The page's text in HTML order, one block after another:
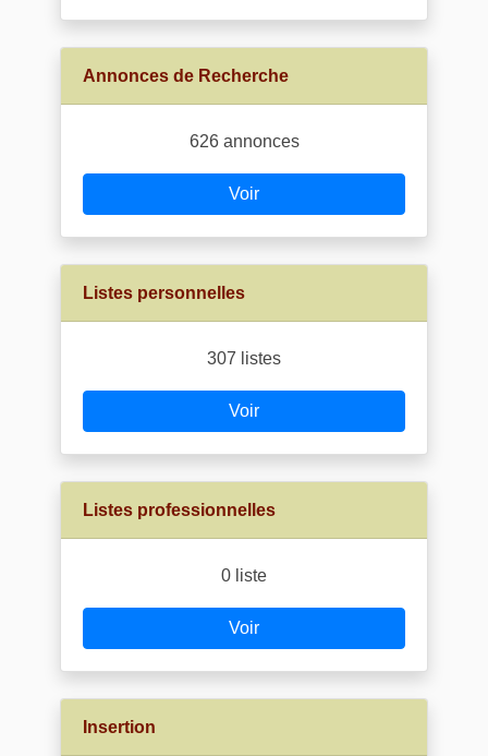
Annonces de Recherche
626 annonces
Voir
Listes personnelles
307 listes
Voir
Listes professionnelles
0 liste
Voir
Insertion